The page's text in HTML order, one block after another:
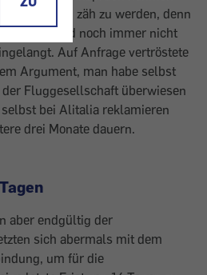
die Sache, zäh zu werden, denn
das Geld noch immer nicht
Auf Anfrage vertröstete
Argument, man habe selbst
Fluggesellschaft überwiesen
bei Alitalia reklamieren
drei Monate dauern.
aber endgültig der
sich abermals mit dem
um für die